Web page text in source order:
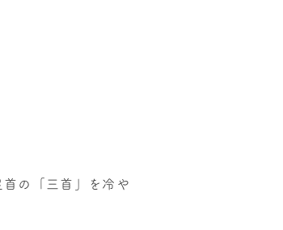
の「三首」を冷や